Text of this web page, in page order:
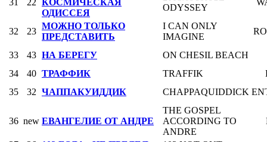
ОДИССЕЯ
ODYSSEY
32 23
МОЖНО ТОЛЬКО
ПРЕДСТАВИТЬ
I CAN ONLY
IMAGINE
33 43 НА БЕРЕГУ ON CHESIL BEACH
34 40 ТРАФФИК TRAFFIK
35
32 ЧАППАКУИДДИК CHAPPAQUIDDICK
36 new ЕВАНГЕЛИЕ ОТ АНДРЕ
THE GOSPEL
ACCORDING TO
ANDRE